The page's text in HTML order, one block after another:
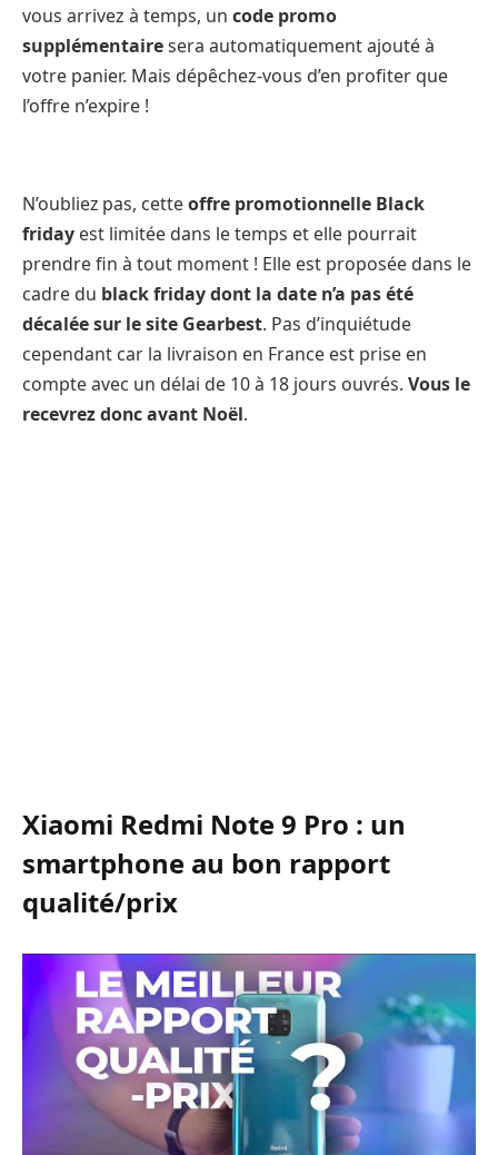
vous arrivez à temps, un code promo
supplémentairesera automatiquement ajouté à
votre panier. Mais dépêchez-vous d’en profiter que
l’offre n’expire !
N’oubliez pas, cetteoffre promotionnelle Black
friday est limitée dans le temps et elle pourrait
prendre fin à tout moment ! Elle est proposée dans le
cadre du black friday dont la date n’a pas été
décalée sur le site Gearbest. Pas d’inquiétude
cependant car la livraison en France est prise en
compte avec un délai de 10 à 18 jours ouvrés. Vous le
recevrez donc avant Noël.
Xiaomi Redmi Note 9 Pro : un
smartphone au bon rapport
qualité/prix